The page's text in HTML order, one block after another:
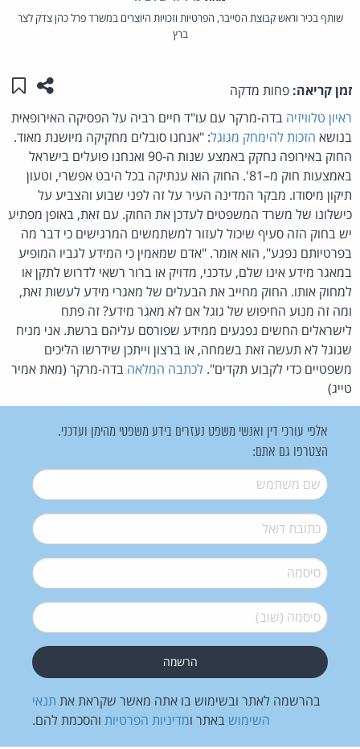
שותף בכיר וראש קבוצת הסייבר, הפרטיות וזכויות היוצרים במשרד פרל כהן צדק לצר
ברץ
זמן קריאה: פחות מדקה שתפו
ראיון טלוויזיה בדה-מרקר עם עו"ד חיים רביה על הפסיקה האירופאית
בנושא הזכות להימחק מגוגל: "אנחנו סובלים מחקיקה מיושנת מאוד.
החוק באירופה נחקק באמצע שנות ה-90 ואנחנו פועלים בישראל
באמצעות חוק מ–81'. החוק הוא ענתיקה בכל היבט אפשרי, וטעון
תיקון מיסודו. מבקר המדינה העיר על זה לפני שבוע והצביע על
כישלונו של משרד המשפטים לעדכן את החוק. עם זאת, באופן מפתיע
יש בחוק הזה סעיף שיכול לעזור למשתמשים המרגישים כי דבר מה
בפרטיותם נפגע", הוא אומר. "אדם שמאמין כי המידע לגביו המופיע
במאגר מידע אינו שלם, עדכני, מדויק או ברור רשאי לדרוש לתקן או
למחוק אותו. החוק מחייב את הבעלים של מאגרי מידע לעשות זאת,
ומה זה מנוע החיפוש של גוגל אם לא מאגר מידע? זה פתח
לישראלים החשים נפגעים ממידע שפורסם עליהם ברשת. אני מניח
שגוגל לא תעשה זאת בשמחה, או ברצון וייתכן שידרשו הליכים
משפטיים כדי לקבוע תקדים". לכתבה המלאה בדה-מרקר (מאת אמיר
טייג)
אלפי עורכי דין ואנשי משפט נעזרים בידע משפטי מהימן ועדכני.
הצטרפו גם אתם:
שם משתמש*
דואל*
סיסמה*
סיסמה (שוב)*
בהרשמה לאתר ובשימוש בו אתה מאשר שקראת את תנאי
השימוש באתר ומדיניות הפרטיות והסכמת להם.